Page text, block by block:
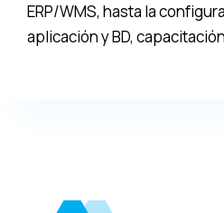
ERP/WMS, hasta la
aplicación y BD,